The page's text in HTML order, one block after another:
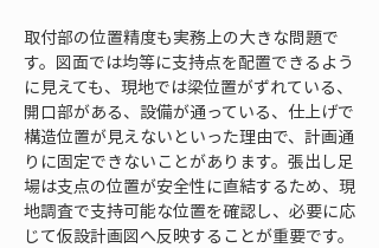
取付部の位置精度も実務上の大きな問題で
す。図面では均等に支持点を配置できるよう
に見えても、現地では梁位置がずれている、
開口部がある、設備が通っている、仕上げで
構造位置が見えないといった理由で、計画通
りに固定できないことがあります。張出し足
場は支点の位置が安全性に直結するため、現
地調査で支持可能な位置を確認し、必要に応
じて仮設計画図へ反映することが重要です。